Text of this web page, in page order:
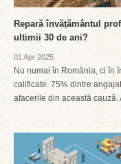
Repară învățământul
ultimii 30 de ani?
01 Apr 2025
Nu numai în România, ci în
calificate. 75% dintre
afacerile din această